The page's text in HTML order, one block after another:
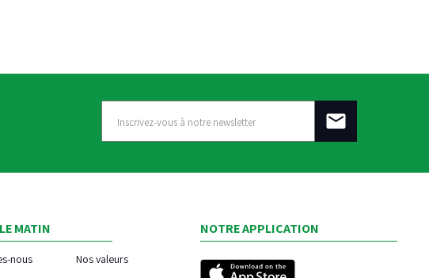
MATIN
nous Nos valeurs
NOTRE APPLICATION